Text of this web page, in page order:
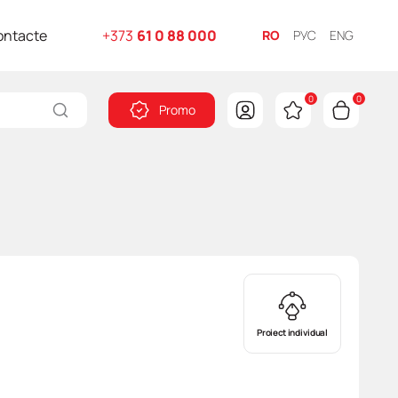
+373 61 0 88 000 RO РУС ENG
Promo
0 0
Proiect individual